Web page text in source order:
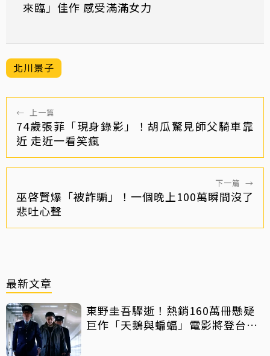
來臨」佳作 感受滿滿女力
北川景子
← 上一篇
74歲張菲「現身錄影」！胡瓜驚見師父騎車靠
近 走近一看笑瘋
下一篇 →
巫啓賢爆「被詐騙」！一個晚上100萬瞬間沒了
悲吐心聲
最新文章
東野圭吾驟逝！熱銷160萬冊懸疑
巨作「天鵝與蝙蝠」電影將登台上